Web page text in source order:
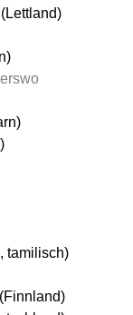
(Lettland)
tamilisch)
(Finnland)